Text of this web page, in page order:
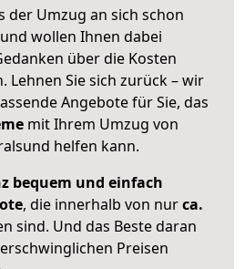
der Umzug an sich schon
wollen Ihnen dabei
über die Kosten
Lehnen Sie sich zurück – wir
Angebote für Sie, das
mit Ihrem Umzug von
helfen kann.
bequem und einfach
, die innerhalb von nurca.
sind. Und das Beste daran
Preisen